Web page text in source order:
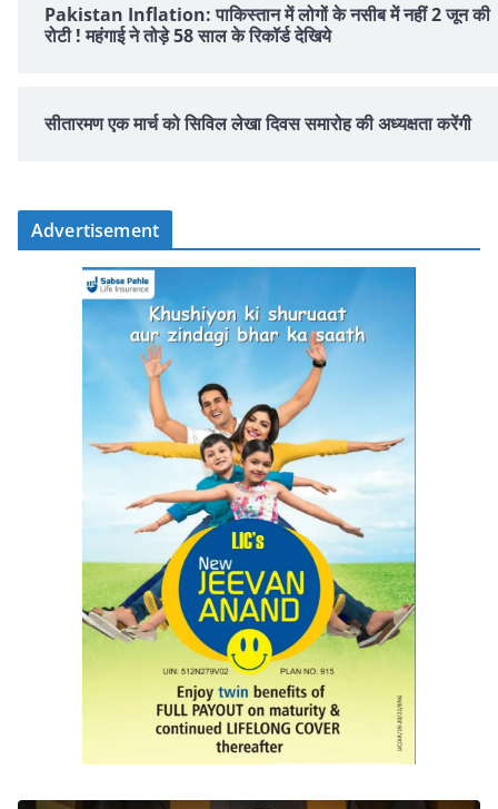
Pakistan Inflation: पाकिस्तान में लोगों के नसीब में नहीं 2 जून की
रोटी ! महंगाई ने तोड़े 58 साल के रिकॉर्ड देखिये
सीतारमण एक मार्च को सिविल लेखा दिवस समारोह की अध्यक्षता करेंगी
Advertisement